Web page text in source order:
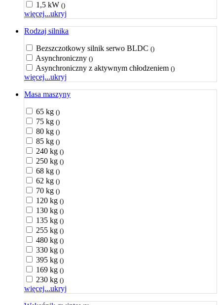
1,5 kW ()
więcej...ukryj
Rodzaj silnika
Bezszczotkowy silnik serwo BLDC ()
Asynchroniczny ()
Asynchroniczny z aktywnym chłodzeniem ()
więcej...ukryj
Masa maszyny
65 kg ()
75 kg ()
80 kg ()
85 kg ()
240 kg ()
250 kg ()
68 kg ()
62 kg ()
70 kg ()
120 kg ()
130 kg ()
135 kg ()
255 kg ()
480 kg ()
330 kg ()
395 kg ()
169 kg ()
230 kg ()
więcej...ukryj